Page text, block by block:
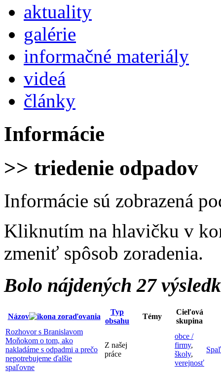
aktuality
galérie
informačné materiály
videá
články
Informácie
>> triedenie odpadov
Informácie sú zobrazená
Kliknutím na hlavičku v
zmeniť spôsob zoradenia.
Bolo nájdených 27
Názov
Typ
obsahu
Témy
Cieľová
skupina
Rozhovor s Branislavom
Moňokom o tom, ako
nakladáme s odpadmi a prečo
nepotrebujeme ďalšie
spaľovne
Z našej
práce
obce /
firmy,
školy,
verejnosť